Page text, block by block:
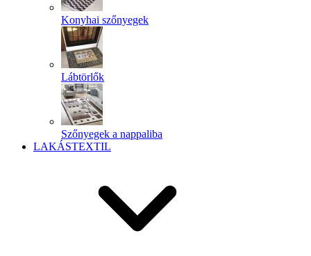
Konyhai szőnyegek
Lábtörlők
Szőnyegek a nappaliba
LAKÁSTEXTIL